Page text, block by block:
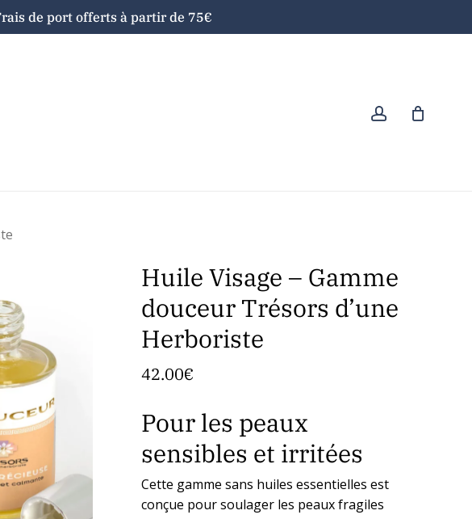
de port offerts à partir de 75€
account
Cart Close
Huile Visage – Gamme
douceur Trésors d’une
Herboriste
42.00€
Pour les peaux
sensibles et irritées
Cette gamme sans huiles essentielles est
conçue pour soulager les peaux fragiles